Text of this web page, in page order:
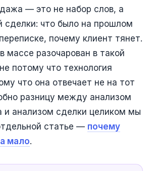
— это не набор слов, а
сделки: что было на прошлом
почему клиент тянет.
массе разочарован в такой
потому что технология
что она отвечает не на тот
разницу между анализом
и анализом сделки целиком мы
статье — почему
мало.